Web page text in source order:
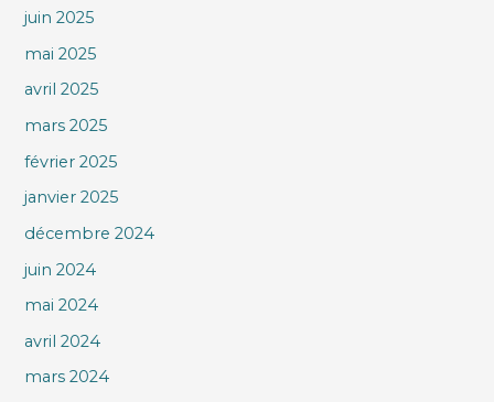
juin 2025
mai 2025
avril 2025
mars 2025
février 2025
janvier 2025
décembre 2024
juin 2024
mai 2024
avril 2024
mars 2024